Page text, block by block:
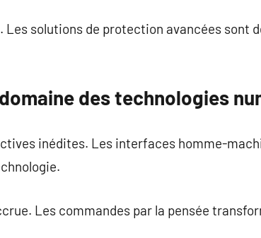
solutions de protection avancées sont
des technologies
inédites. Les interfaces homme-
Les commandes par la pensée